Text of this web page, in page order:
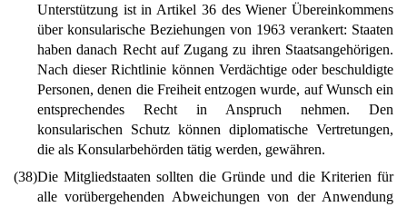
Unterstützung ist in Artikel 36 des Wiener Übereinkommens
über konsularische Beziehungen von 1963 verankert: Staaten
haben danach Recht auf Zugang zu ihren Staatsangehörigen.
Nach dieser Richtlinie können Verdächtige oder beschuldigte
Personen, denen die Freiheit entzogen wurde, auf Wunsch ein
entsprechendes Recht in Anspruch nehmen. Den
konsularischen Schutz können diplomatische Vertretungen,
die als Konsularbehörden tätig werden, gewähren.
(38)Die Mitgliedstaaten sollten die Gründe und die Kriterien für
alle vorübergehenden Abweichungen von der Anwendung